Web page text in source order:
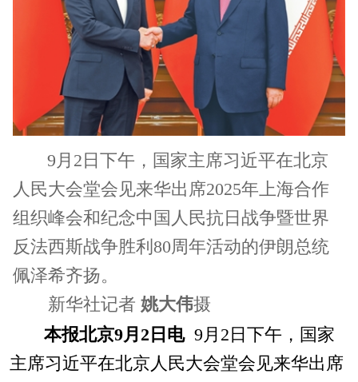
9月2日下午，国家主席习近平在北京
人民大会堂会见来华出席2025年上海合作
组织峰会和纪念中国人民抗日战争暨世界
反法西斯战争胜利80周年活动的伊朗总统
佩泽希齐扬。
新华社记者 姚大伟摄
本报北京9月2日电9月2日下午，国家
主席习近平在北京人民大会堂会见来华出席